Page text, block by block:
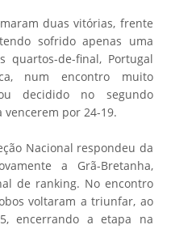
duas vitórias, frente
sofrido apenas uma
quartos-de-final, Portugal
num encontro muito
decidido no segundo
vencerem por 24-19.
Nacional respondeu da
a Grã-Bretanha,
de ranking. No encontro
voltaram a triunfar, ao
encerrando a etapa na